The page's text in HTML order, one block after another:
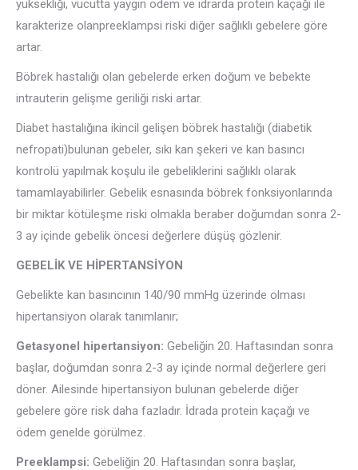
yüksekliği, vucutta yaygın ödem ve idrarda protein kaçağı ile
karakterize olanpreeklampsi riski diğer sağlıklı gebelere göre
artar.
Böbrek hastalığı olan gebelerde erken doğum ve bebekte
intrauterin gelişme geriliği riski artar.
Diabet hastalığına ikincil gelişen böbrek hastalığı (diabetik
nefropati)bulunan gebeler, sıkı kan şekeri ve kan basıncı
kontrolü yapılmak koşulu ile gebeliklerini sağlıklı olarak
tamamlayabilirler. Gebelik esnasında böbrek fonksiyonlarında
bir miktar kötüleşme riski olmakla beraber doğumdan sonra 2-
3 ay içinde gebelik öncesi değerlere düşüş gözlenir.
GEBELİK VE HİPERTANSİYON
Gebelikte kan basıncının 140/90 mmHg üzerinde olması
hipertansiyon olarak tanımlanır;
Getasyonel hipertansiyon: Gebeliğin 20. Haftasından sonra
başlar, doğumdan sonra 2-3 ay içinde normal değerlere geri
döner. Ailesinde hipertansiyon bulunan gebelerde diğer
gebelere göre risk daha fazladır. İdrada protein kaçağı ve
ödem genelde görülmez.
Preeklampsi: Gebeliğin 20. Haftasından sonra başlar,